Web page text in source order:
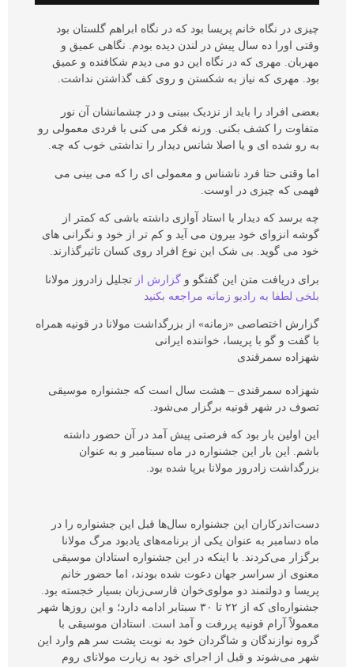
چیزی در نگاه خانم پریسا بود که در نگاه ابراهم گلستان بود
وقتی اورا ده سال پیش در لندن دیده بودم. نگاهی عمیق و
مهربان. مهری که در نگاه این دو می دیدم شکافنده و عمیق
بود. مهری که نیاز به شکستن و روی کف گذاشتن نداشت.
بعضی افراد را باید از نزدیک ببینی و در چشمانشان آن نور
متفاوت را کشف بکنی. ورنه فکر می کنی با فردی معمولی رو
به رو شده ای و یا اصلا شانس دیدار را نداشتی خوب که چه.
اما وقتی حتا فرد ناشناس و معمولی ای را که می بینی می
فهمی که چیزی در اوست.
چه برسد که دیدار با استاد آوازی داشته باشی که کمتر از
گوشه انزوای خود بیرون می آید و کم تر از خود و نگرانی های
خود می گوید. بی شک این نوع افراد روی کسان تاثیرگذارند.
برای دریافت متن این گفتگو وگزارش از تجلیل زادروز مولانا
بلخی لطفا به رادیو زمانه مراجعه بکنید
گزارش اختصاصی «زمانه» از بزرگداشت مولانا در قونیه همراه
با گفت و گو با پریسا، خواننده ایرانی
شهزاده سمرقندی
شهزاده سمرقندی – هشت سال است که جشنواره موسیقی
تصوف در شهر قونیه برگزار می‌شود.
این اولین بار بود که فرصتی پیش آمد در آن حضور داشته
باشم. این بار این جشنواره در ماه سبتامبر و به عنوان
بزرگداشت زادروز مولانا برپا شده بود.
دست‌اندرکاران این جشنواره سال‌ها قبل این جشنواره را در
ماه دسامبر به عنوان یکی از برنامه‌های یادبود مرگ مولانا
برگزار می‌کردند. با اینکه در این جشنواره استادان موسیقی
معنوی از سراسر جهان دعوت شده بودند، اما حضور خانم
پریسا و دولتمند دو مولوی‌خوان فارسی‌زبان بسیار خجسته بود.
جشنواره‌ای که از ۲۲ تا ۳۰ سبتابر ادامه دارد؛ و این روز‌ها شهر
معمولاً آرام قونیه پررفت و آمد است. استادان موسیقی با
گروه نوازندگان و شاگردان خود به نوبت پشت سر هم وارد این
شهر می‌شوند و قبل از اجرای خود به زیارت مولانای روم